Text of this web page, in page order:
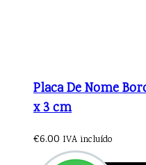
Placa De Nome
x 3 cm
€6.00 IVA incluído